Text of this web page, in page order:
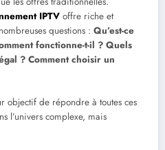
IPTV offre riche et
questions : Qu’est-ce
fonctionne-t-il ? Quels
? Comment choisir un
objectif de répondre à toutes ces
l’univers complexe, mais